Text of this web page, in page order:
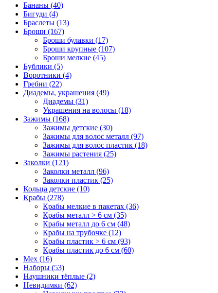
Бананы (40)
Бигуди (4)
Браслеты (13)
Броши (167)
Броши булавки (17)
Броши крупные (107)
Броши мелкие (45)
Бублики (5)
Воротники (4)
Гребни (22)
Диадемы, украшения (49)
Диадемы (31)
Украшения на волосы (18)
Зажимы (168)
Зажимы детские (30)
Зажимы для волос металл (97)
Зажимы для волос пластик (18)
Зажимы растения (25)
Заколки (121)
Заколки металл (96)
Заколки пластик (25)
Кольца детские (10)
Крабы (278)
Крабы мелкие в пакетах (36)
Крабы металл > 6 см (35)
Крабы металл до 6 см (48)
Крабы на трубочке (12)
Крабы пластик > 6 см (93)
Крабы пластик до 6 см (60)
Мех (16)
Наборы (53)
Наушники тёплые (2)
Невидимки (62)